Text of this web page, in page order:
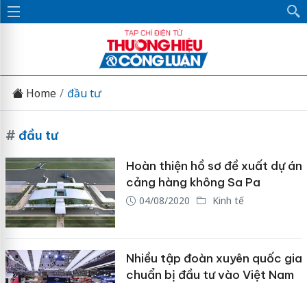
Home đầu tư
# đầu tư
Hoàn thiện hồ sơ đề xuất dự án
cảng hàng không Sa Pa
04/08/2020 Kinh tế
Nhiều tập đoàn xuyên quốc gia
chuẩn bị đầu tư vào Việt Nam